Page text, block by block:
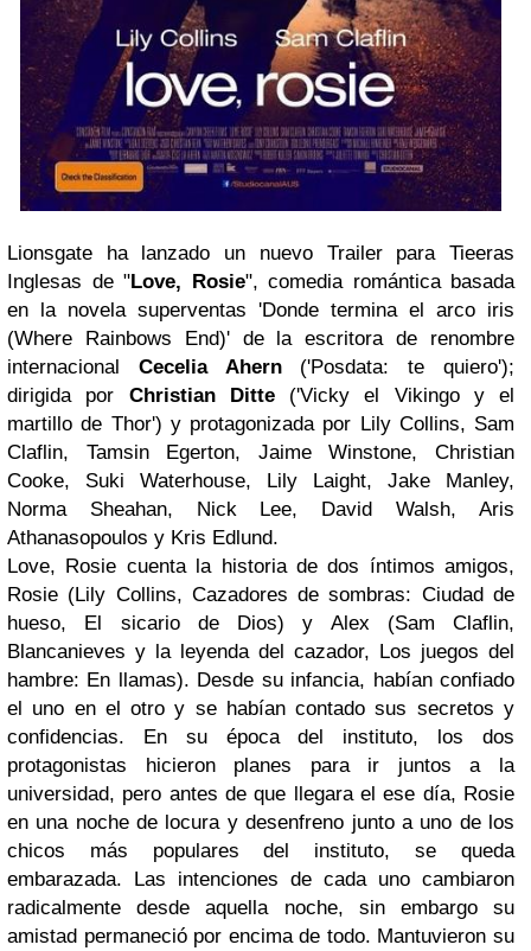
Lionsgate ha lanzado un nuevo Trailer para Tieeras
Inglesas de "Love, Rosie", comedia romántica basada
en la novela superventas 'Donde termina el arco iris
(Where Rainbows End)' de la escritora de renombre
internacional Cecelia Ahern('Posdata: te quiero');
dirigida por Christian Ditte('Vicky el Vikingo y el
martillo de Thor') y protagonizada por Lily Collins, Sam
Claflin, Tamsin Egerton, Jaime Winstone, Christian
Cooke, Suki Waterhouse, Lily Laight, Jake Manley,
Norma Sheahan, Nick Lee, David Walsh, Aris
Athanasopoulos y Kris Edlund.
Love, Rosie cuenta la historia de dos íntimos amigos,
Rosie (Lily Collins, Cazadores de sombras: Ciudad de
hueso, El sicario de Dios) y Alex (Sam Claflin,
Blancanieves y la leyenda del cazador, Los juegos del
hambre: En llamas). Desde su infancia, habían confiado
el uno en el otro y se habían contado sus secretos y
confidencias. En su época del instituto, los dos
protagonistas hicieron planes para ir juntos a la
universidad, pero antes de que llegara el ese día, Rosie
en una noche de locura y desenfreno junto a uno de los
chicos más populares del instituto, se queda
embarazada. Las intenciones de cada uno cambiaron
radicalmente desde aquella noche, sin embargo su
amistad permaneció por encima de todo. Mantuvieron su